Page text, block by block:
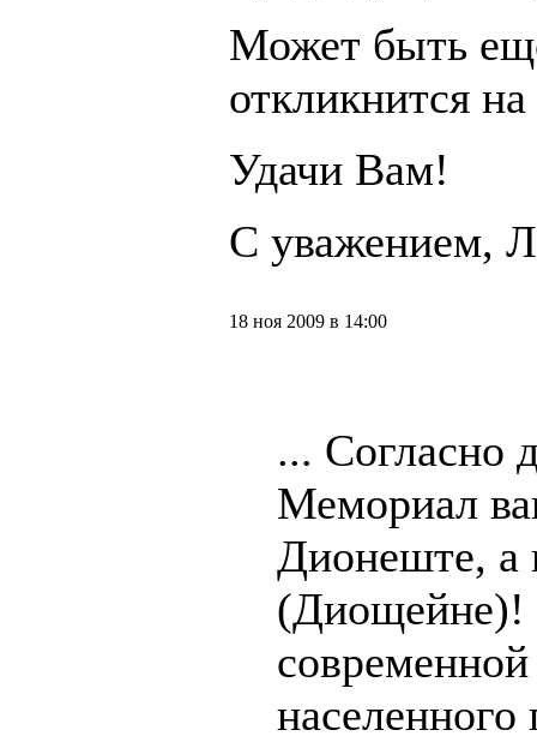
Может быть
откликнится
Удачи Вам!
С уважением,
18 ноя 2009 в 14:00
...
Мемориал
Дионеште, а
(Диощейне)!
современной